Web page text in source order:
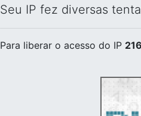
Seu IP fez diversas
Para liberar o acesso do IP